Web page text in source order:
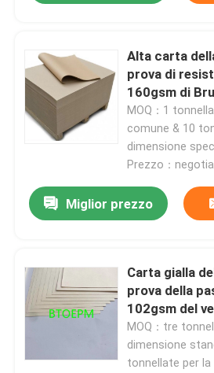
Prodotti
Circa noi
Giro della fabbrica
Contattici
Richieda una citazione
Alta carta
prova di
160gsm di
spostamento
MOQ：1
comune & 10
dimensione
Prezzo：
Miglior prezzo
Carta gialla
prova della
102gsm del
candeggiato
MOQ：tre
dimensione
tonnellate per